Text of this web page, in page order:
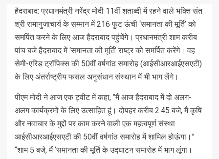
हैदराबाद: प्रधानमंत्री नरेंद्र मोदी 11वीं शताब्दी में रहने वाले भक्ति संत
श्री रामानुजाचार्य के सम्मान में 216 फुट ऊंची ‘समानता की मूर्ति’ को
समर्पित करने के लिए आज हैदराबाद पहुंचेंगे। प्रधानमंत्री शाम करीब
पांच बजे हैदराबाद में ‘समानता की मूर्ति’ राष्ट्र को समर्पित करेंगे। वह
सेमी-एरिड ट्रॉपिक्स की 50वीं वर्षगांठ समारोह (आईसीआरआईएसएटी)
के लिए अंतर्राष्ट्रीय फसल अनुसंधान संस्थान में भी भाग लेंगे।
पीएम मोदी ने आज एक ट्वीट में कहा, “मैं आज हैदराबाद में दो अलग-
अलग कार्यक्रमों के लिए उत्साहित हूं। दोपहर करीब 2:45 बजे, मैं कृषि
और नवाचार के मुद्दों पर काम करने वाली एक महत्वपूर्ण संस्था
आईसीआरआईएसएटी की 50वीं वर्षगांठ समारोह में शामिल होऊंगा।”
“शाम 5 बजे, मैं ‘समानता की मूर्ति के उद्घाटन समारोह में भाग लूंगा।